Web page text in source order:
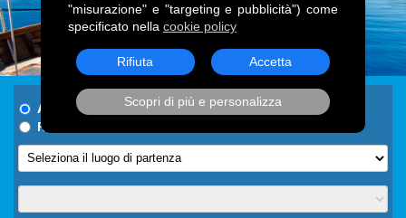
"misurazione" e "targeting e pubblicità") come
specificato nella cookie policy
Rifiuta Accetta
Scopri di più e personalizza